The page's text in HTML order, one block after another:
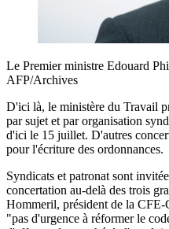
Le Premier ministre Edouard
AFP/Archives
D'ici là, le ministère du Travail
par sujet et par organisation
d'ici le 15 juillet. D'autres
pour l'écriture des ordonnances.
Syndicats et patronat sont
concertation au-delà des trois
Hommeril, président de la
"pas d'urgence à réformer le